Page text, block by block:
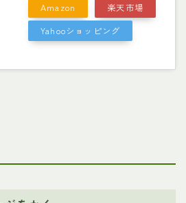
Amazon
楽天市場
Yahooショッピング